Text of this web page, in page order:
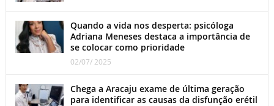
Quando a vida nos desperta: psicóloga
Adriana Meneses destaca a importância de
se colocar como prioridade
02/07/ 2025
Chega a Aracaju exame de última geração
para identificar as causas da disfunção erétil